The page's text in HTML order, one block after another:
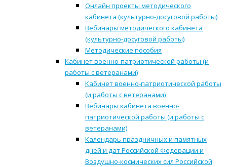
Онлайн проекты методического
кабинета (культурно-досуговой работы)
Вебинары методического кабинета
(культурно-досуговой работы)
Методические пособия
Кабинет военно-патриотической работы (и
работы с ветеранами)
Кабинет военно-патриотической работы
(и работы с ветеранами)
Вебинары кабинета военно-
патриотической работы (и работы с
ветеранами)
Календарь праздничных и памятных
дней и дат Российской Федерации и
Воздушно-космических сил Российской